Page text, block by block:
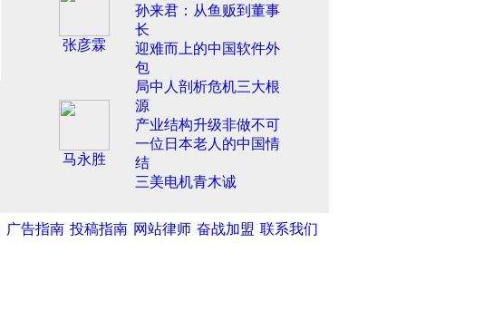
张彦霖
孙来君：从鱼贩到董事
长
迎难而上的中国软件外
包
马永胜
局中人剖析危机三大根
源
产业结构升级非做不可
一位日本老人的中国情
结
三美电机青木诚
广告指南 投稿指南 网站律师 奋战加盟 联系我们